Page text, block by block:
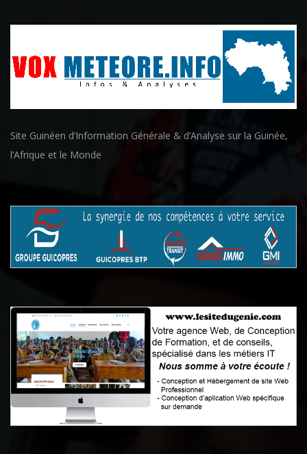
Site Guinéen d’Information Générale & d’Analyse sur la Guinée,
l’Afrique et le Monde